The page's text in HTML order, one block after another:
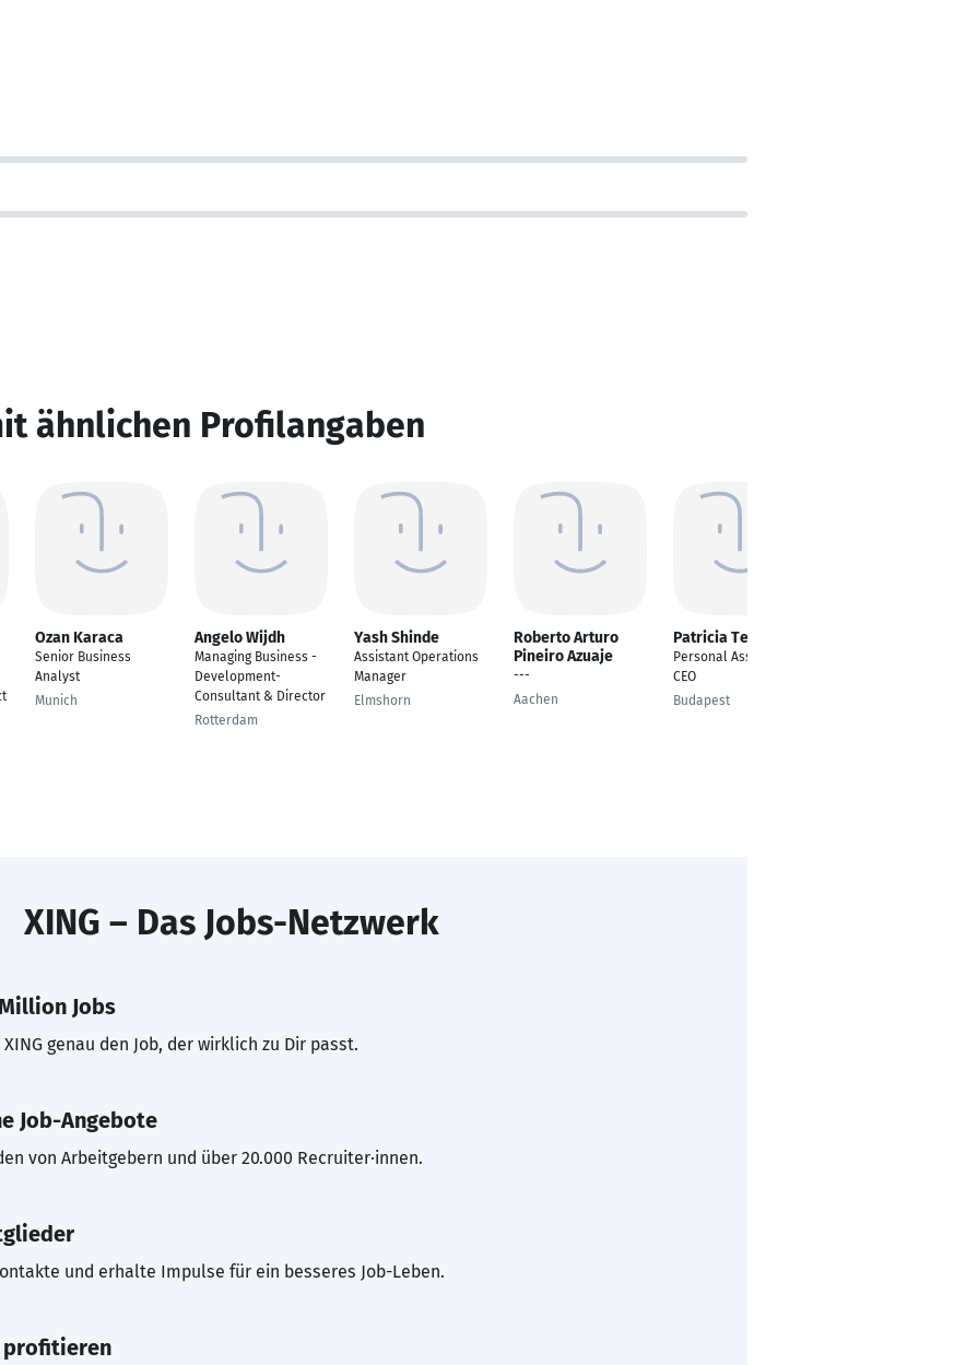
ähnlichen Profilangaben
Ozan Karaca
Senior Business
Analyst
Munich
Angelo Wijdh
Managing Business -
Development-
Consultant & Director
Rotterdam
Yash Shinde
Assistant Operations
Manager
Elmshorn
Roberto Arturo
Pineiro Azuaje
---
Aachen
Patricia Telek
Personal Assistant to
CEO
Budapest
XING – Das Jobs-Netzwerk
Jobs
genau den Job, der wirklich zu Dir passt.
Job-Angebote
von Arbeitgebern und über 20.000 Recruiter·innen.
und erhalte Impulse für ein besseres Job-Leben.
profitieren